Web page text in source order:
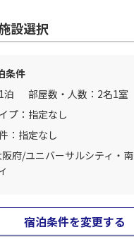
設選択
条件
泊
部屋数・人数：2名1室
プ：指定なし
：指定なし
府/ユニバーサルシティ・
宿泊条件を変更する